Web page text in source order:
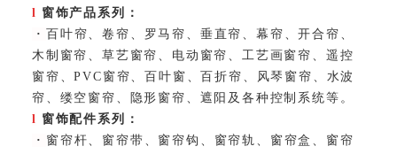
l 窗饰产品系列：
· 百叶帘、卷帘、罗马帘、垂直帘、幕帘、开合帘、
木制窗帘、草艺窗帘、电动窗帘、工艺画窗帘、遥控
窗帘、PVC窗帘、百叶窗、百折帘、风琴窗帘、水波
帘、缕空窗帘、隐形窗帘、遮阳及各种控制系统等。
l 窗饰配件系列：
· 窗帘杆、窗帘带、窗帘钩、窗帘轨、窗帘盒、窗帘